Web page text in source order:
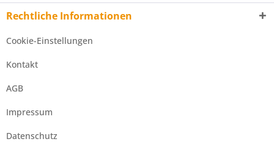
Rechtliche Informationen
Cookie-Einstellungen
Kontakt
AGB
Impressum
Datenschutz